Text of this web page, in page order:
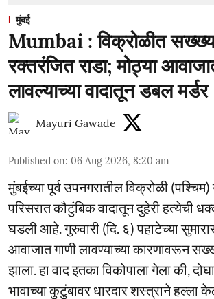
मुंबई
Mumbai : विक्रोळीत
रक्तरंजित राडा; मोठ्या
लावल्याच्या वादातून डबल मर्डर
Mayuri Gawade
Published on: 06 Aug 2026, 8:20 am
मुंबईच्या पूर्व उपनगरातील विक्रोळी
परिसरात कौटुंबिक वादातून दुहेरी हत्येची
घडली आहे. गुरुवारी (दि. ६) पहाटेच्या
आवाजात गाणी लावण्याच्या कारणावरून
झाला. हा वाद इतका विकोपाला गेला की,
भावाच्या कुटुंबावर धारदार शस्त्राने हल्ला